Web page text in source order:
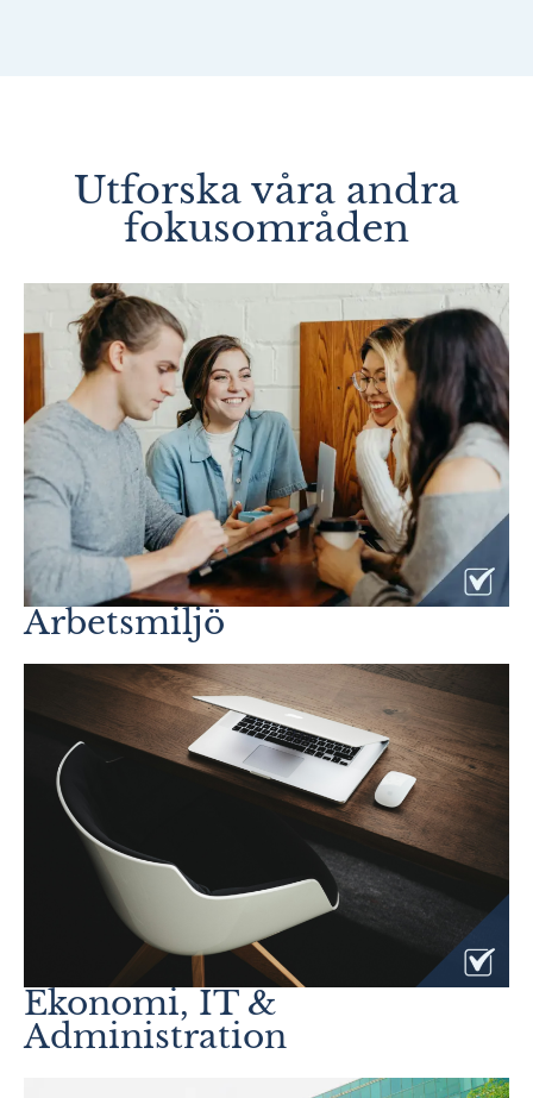
Utforska våra andra
fokusområden
Arbetsmiljö
Ekonomi, IT &
Administration